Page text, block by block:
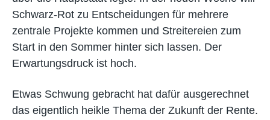
Schwarz-Rot zu Entscheidungen für mehrere
zentrale Projekte kommen und Streitereien zum
Start in den Sommer hinter sich lassen. Der
Erwartungsdruck ist hoch.
Etwas Schwung gebracht hat dafür ausgerechnet
das eigentlich heikle Thema der Zukunft der Rente.